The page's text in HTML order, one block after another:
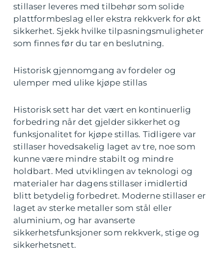
stillaser leveres med tilbehør som solide
plattformbeslag eller ekstra rekkverk for økt
sikkerhet. Sjekk hvilke tilpasningsmuligheter
som finnes før du tar en beslutning.
Historisk gjennomgang av fordeler og
ulemper med ulike kjøpe stillas
Historisk sett har det vært en kontinuerlig
forbedring når det gjelder sikkerhet og
funksjonalitet for kjøpe stillas. Tidligere var
stillaser hovedsakelig laget av tre, noe som
kunne være mindre stabilt og mindre
holdbart. Med utviklingen av teknologi og
materialer har dagens stillaser imidlertid
blitt betydelig forbedret. Moderne stillaser er
laget av sterke metaller som stål eller
aluminium, og har avanserte
sikkerhetsfunksjoner som rekkverk, stige og
sikkerhetsnett.